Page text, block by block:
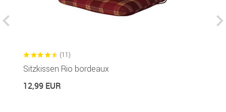
(11)
Sitzkissen Rio bordeaux
12,99 EUR